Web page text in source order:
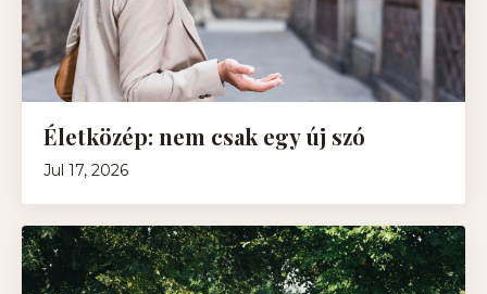
Életközép: nem csak egy új szó
Jul 17, 2026